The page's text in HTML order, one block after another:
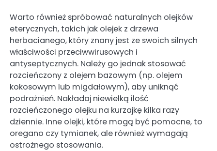
Warto również spróbować naturalnych olejków
eterycznych, takich jak olejek z drzewa
herbacianego, który znany jest ze swoich silnych
właściwości przeciwwirusowych i
antyseptycznych. Należy go jednak stosować
rozcieńczony z olejem bazowym (np. olejem
kokosowym lub migdałowym), aby uniknąć
podrażnień. Nakładaj niewielką ilość
rozcieńczonego olejku na kurzajkę kilka razy
dziennie. Inne olejki, które mogą być pomocne, to
oregano czy tymianek, ale również wymagają
ostrożnego stosowania.